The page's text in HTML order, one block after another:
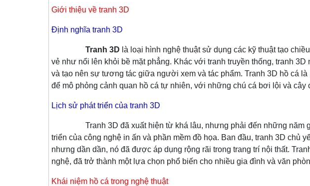
Giới thiệu về tranh 3D
Định nghĩa tranh 3D
Tranh 3D là loại hình nghệ thuật sử dụng các kỹ thuật tạo
vẻ như nổi lên khỏi bề mặt phẳng. Khác với tranh truyền thống, tranh
và tạo nên sự tương tác giữa người xem và tác phẩm. Tranh 3D hồ cá
để mô phỏng cảnh quan hồ cá tự nhiên, với những chú cá bơi lội và cây
Lịch sử phát triển của tranh 3D
Tranh 3D đã xuất hiện từ khá lâu, nhưng phải đến những năm
triển của công nghệ in ấn và phần mềm đồ họa. Ban đầu, tranh 3D chủ
nhưng dần dần, nó đã được áp dụng rộng rãi trong trang trí nội thất.
nghệ, đã trở thành một lựa chọn phổ biến cho nhiều gia đình và văn
Khái niệm hồ cá trong nghệ thuật